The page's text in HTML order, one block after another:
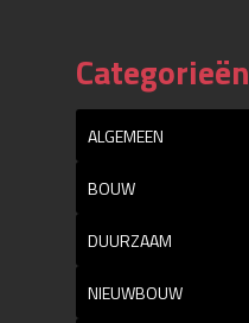
Categorieën
ALGEMEEN
BOUW
DUURZAAM
NIEUWBOUW